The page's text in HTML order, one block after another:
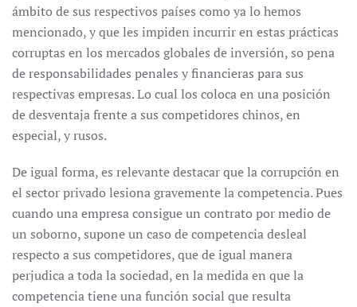
ámbito de sus respectivos países como ya lo hemos
mencionado, y que les impiden incurrir en estas prácticas
corruptas en los mercados globales de inversión, so pena
de responsabilidades penales y financieras para sus
respectivas empresas. Lo cual los coloca en una posición
de desventaja frente a sus competidores chinos, en
especial, y rusos.
De igual forma, es relevante destacar que la corrupción en
el sector privado lesiona gravemente la competencia. Pues
cuando una empresa consigue un contrato por medio de
un soborno, supone un caso de competencia desleal
respecto a sus competidores, que de igual manera
perjudica a toda la sociedad, en la medida en que la
competencia tiene una función social que resulta